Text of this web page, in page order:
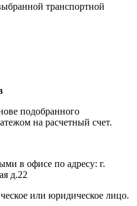
транспортной
подобранного
на расчетный счет.
в офисе по адресу: г.
д.22
или юридическое лицо.